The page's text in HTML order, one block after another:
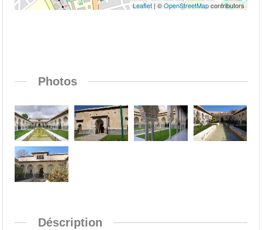
Leaflet| ©OpenStreetMapcontributors
Photos
Déscription